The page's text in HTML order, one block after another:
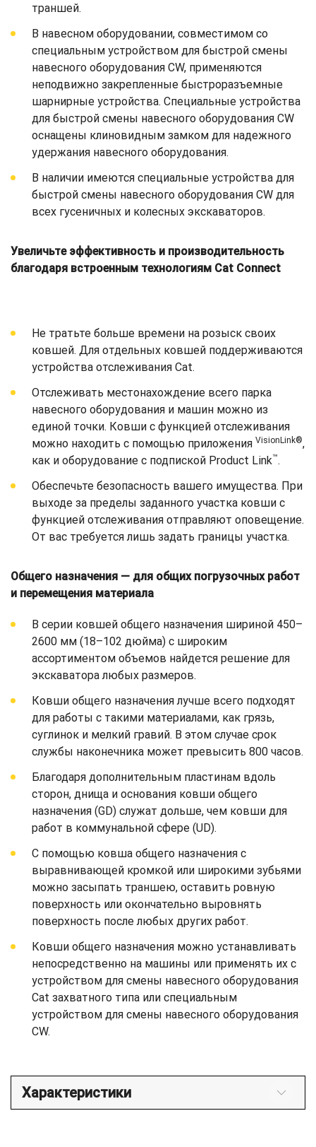
траншей.
В навесном оборудовании, совместимом со
специальным устройством для быстрой смены
навесного оборудования CW, применяются
неподвижно закрепленные быстроразъемные
шарнирные устройства. Специальные устройства
для быстрой смены навесного оборудования CW
оснащены клиновидным замком для надежного
удержания навесного оборудования.
В наличии имеются специальные устройства для
быстрой смены навесного оборудования CW для
всех гусеничных и колесных экскаваторов.
Увеличьте эффективность и производительность
благодаря встроенным технологиям Cat Connect
Не тратьте больше времени на розыск своих
ковшей. Для отдельных ковшей поддерживаются
устройства отслеживания Cat.
Отслеживать местонахождение всего парка
навесного оборудования и машин можно из
единой точки. Ковши с функцией отслеживания
можно находить с помощью приложения VisionLink®,
как и оборудование с подпиской Product Link™.
Обеспечьте безопасность вашего имущества. При
выходе за пределы заданного участка ковши с
функцией отслеживания отправляют оповещение.
От вас требуется лишь задать границы участка.
Общего назначения — для общих погрузочных работ
и перемещения материала
В серии ковшей общего назначения шириной 450–
2600 мм (18–102 дюйма) с широким
ассортиментом объемов найдется решение для
экскаватора любых размеров.
Ковши общего назначения лучше всего подходят
для работы с такими материалами, как грязь,
суглинок и мелкий гравий. В этом случае срок
службы наконечника может превысить 800 часов.
Благодаря дополнительным пластинам вдоль
сторон, днища и основания ковши общего
назначения (GD) служат дольше, чем ковши для
работ в коммунальной сфере (UD).
С помощью ковша общего назначения с
выравнивающей кромкой или широкими зубьями
можно засыпать траншею, оставить ровную
поверхность или окончательно выровнять
поверхность после любых других работ.
Ковши общего назначения можно устанавливать
непосредственно на машины или применять их с
устройством для смены навесного оборудования
Cat захватного типа или специальным
устройством для смены навесного оборудования
CW.
Характеристики